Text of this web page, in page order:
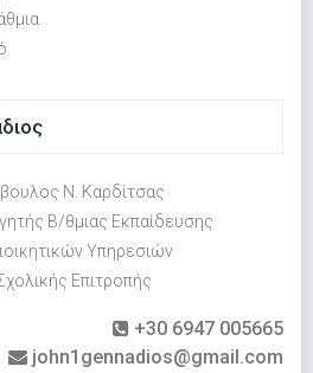
Ν. Καρδίτσας
Β/θμιας Εκπαίδευσης
Υπηρεσιών
Επιτροπής
+30 6947 005665
john1gennadios@gmail.com